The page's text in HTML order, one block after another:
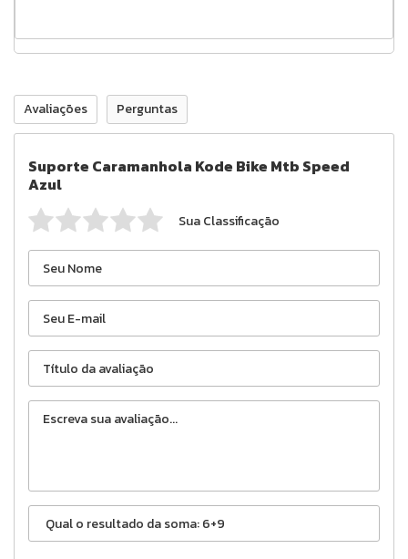
Avaliações Perguntas
Suporte Caramanhola Kode Bike Mtb Speed
Azul
Sua Classificação